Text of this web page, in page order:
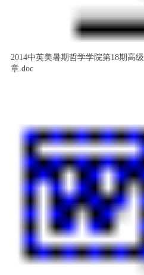
2014中英美暑期哲学学院第18期高
章.doc